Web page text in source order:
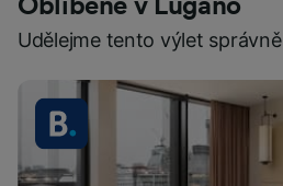
Oblíbené v Lugano
Udělejme tento výlet správně